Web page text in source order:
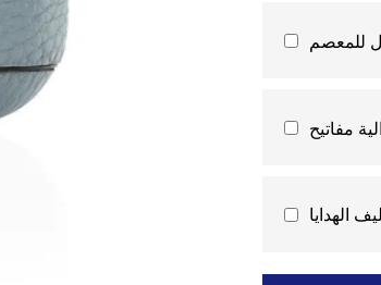
للمعصم
مفاتيح
الهدايا